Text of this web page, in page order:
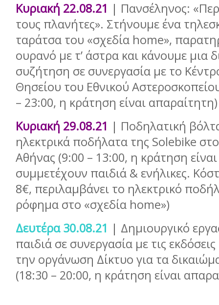
Κυριακή 22.08.21 | Πανσέληνος:
τους πλανήτες». Στήνουμε ένα
ταράτσα του «σχεδία home»,
ουρανό με τ’ άστρα και κάνουμε μια
συζήτηση σε συνεργασία με το
Θησείου του Εθνικού
– 23:00, η κράτηση είναι απαραίτητη)
Κυριακή 29.08.21 | Ποδηλατική
ηλεκτρικά ποδήλατα της Solebike
Αθήνας (9:00 – 13:00, η κράτηση
συμμετέχουν παιδιά & ενήλικες.
8€, περιλαμβάνει το ηλεκτρικό
ρόφημα στο «σχεδία home»)
Δευτέρα 30.08.21 | Δημιουργικό
παιδιά σε συνεργασία με τις
την οργάνωση Δίκτυο για τα
(18:30 – 20:00, η κράτηση είναι